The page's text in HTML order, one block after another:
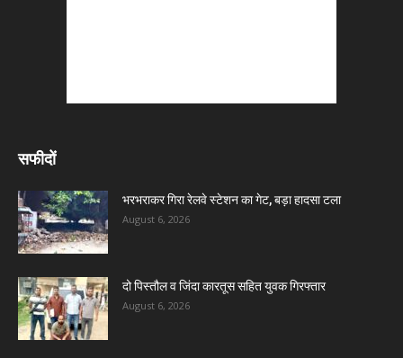
सफीदों
भरभराकर गिरा रेलवे स्टेशन का गेट, बड़ा हादसा टला
August 6, 2026
दो पिस्तौल व जिंदा कारतूस सहित युवक गिरफ्तार
August 6, 2026